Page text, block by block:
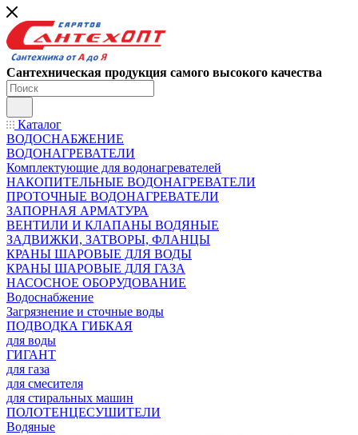
Сантехническая продукция самого высокого качества
Каталог
ВОДОСНАБЖЕНИЕ
ВОДОНАГРЕВАТЕЛИ
Комплектующие для водонагревателей
НАКОПИТЕЛЬНЫЕ ВОДОНАГРЕВАТЕЛИ
ПРОТОЧНЫЕ ВОДОНАГРЕВАТЕЛИ
ЗАПОРНАЯ АРМАТУРА
ВЕНТИЛИ И КЛАПАНЫ ВОДЯНЫЕ
ЗАДВИЖКИ, ЗАТВОРЫ, ФЛАНЦЫ
КРАНЫ ШАРОВЫЕ ДЛЯ ВОДЫ
КРАНЫ ШАРОВЫЕ ДЛЯ ГАЗА
НАСОСНОЕ ОБОРУДОВАНИЕ
Водоснабжение
Загрязнение и сточные воды
ПОДВОДКА ГИБКАЯ
для воды
ГИГАНТ
для газа
для смесителя
для стиральных машин
ПОЛОТЕНЦЕСУШИТЕЛИ
Водяные